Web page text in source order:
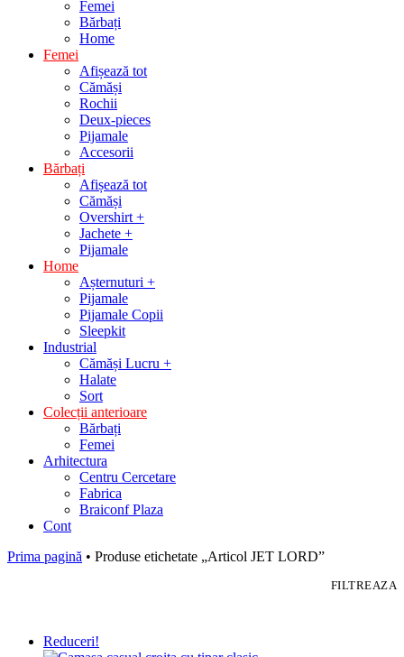
Femei
Bărbați
Home
Femei
Afișează tot
Cămăși
Rochii
Deux-pieces
Pijamale
Accesorii
Bărbați
Afișează tot
Cămăși
Overshirt +
Jachete +
Pijamale
Home
Așternuturi +
Pijamale
Pijamale Copii
Sleepkit
Industrial
Cămăși Lucru +
Halate
Sort
Colecții anterioare
Bărbați
Femei
Arhitectura
Centru Cercetare
Fabrica
Braiconf Plaza
Cont
Prima pagină • Produse etichetate „Articol JET LORD”
FILTREAZA
Reduceri!